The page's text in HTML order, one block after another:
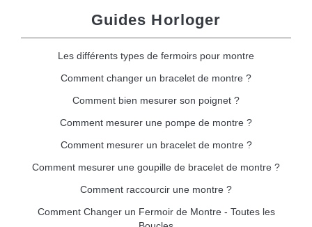
Guides Horloger
Les différents types de fermoirs pour montre
Comment changer un bracelet de montre ?
Comment bien mesurer son poignet ?
Comment mesurer une pompe de montre ?
Comment mesurer un bracelet de montre ?
Comment mesurer une goupille de bracelet de montre ?
Comment raccourcir une montre ?
Comment Changer un Fermoir de Montre - Toutes les